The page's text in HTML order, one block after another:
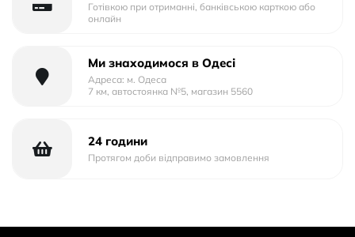
Готівкою при отриманні, банківською карткою або
онлайн
Ми знаходимося в Одесі
Адреса: м. Одеса
7 км, автостоянка №5, магазин 5560
24 години
Протягом доби відправимо замовлення